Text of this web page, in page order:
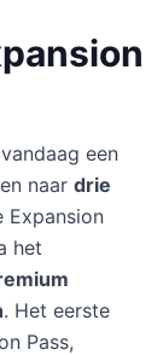
een
naar drie
Expansion
het
. Het eerste
Pass,